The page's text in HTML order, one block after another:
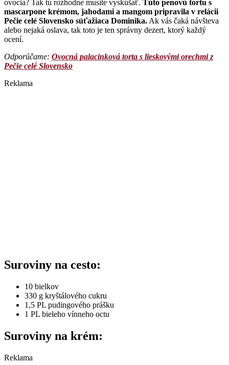
ovocia? Tak tú rozhodne musíte vyskúšať. Túto penovú tortu s
mascarpone krémom, jahodami a mangom pripravila v relácii
Pečie celé Slovensko súťažiaca Dominika.Ak vás čaká návšteva
alebo nejaká oslava, tak toto je ten správny dezert, ktorý každý
ocení.
Odporúčame: ​ Ovocná palacinková torta s lieskovými orechmi z
Pečie celé Slovensko
Reklama
Suroviny na cesto:
10 bielkov
330 g kryštálového cukru
1,5 PL pudingového prášku
1 PL bieleho vínneho octu
Suroviny na krém:
Reklama